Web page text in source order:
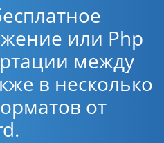
или Php
между
в несколько
от